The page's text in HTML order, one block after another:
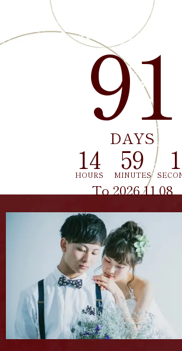
Countdown
91
DAYS
14
HOURS 58
MINUTES 59
To 2026.11.08